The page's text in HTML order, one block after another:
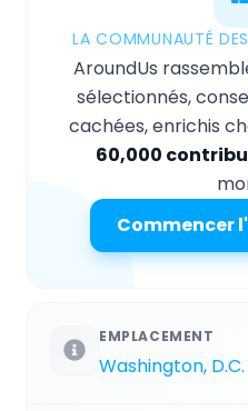
LA COMMUNAUTÉ
AroundUs
sélectionnés,
cachées, enrichis
60,000
Commencer
EMPLACEMENT
Washington, D.C.